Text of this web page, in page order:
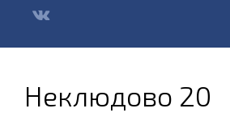
Неклюдово 20